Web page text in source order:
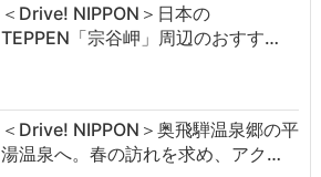
＜Drive! NIPPON＞日本の
TEPPEN「宗谷岬」周辺のおすす…
＜Drive! NIPPON＞奥飛騨温泉郷の平
湯温泉へ。春の訪れを求め、アク…